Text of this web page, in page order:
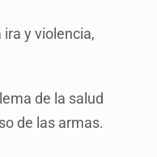
y violencia,
de la salud
de las armas.